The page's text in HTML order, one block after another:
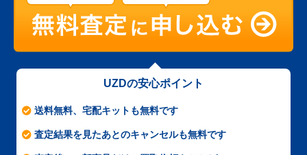
UZDの安心ポイント
送料無料、宅配キットも無料です
査定結果を見たあとのキャンセルも無料です